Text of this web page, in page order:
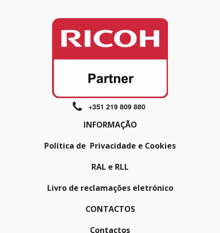
+351 219 809 880
INFORMAÇÃO
Política de Privacidade e Cookies
RAL e RLL
Livro de reclamações eletrónico
CONTACTOS
Contactos